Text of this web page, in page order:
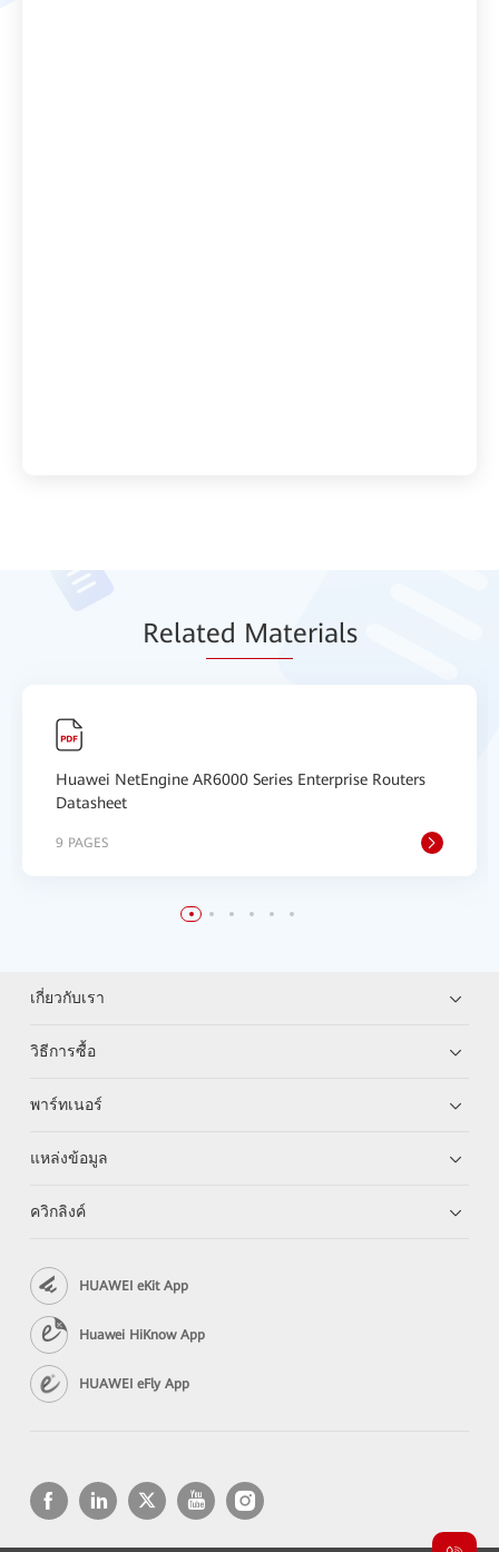
Related Materials
Huawei NetEngine AR6000 Series Enterprise Routers
Datasheet
9 PAGES
เกี่ยวกับเรา
วิธีการซื้อ
พาร์ทเนอร์
แหล่งข้อมูล
ควิกลิงค์
HUAWEI eKit App
Huawei HiKnow App
HUAWEI eFly App